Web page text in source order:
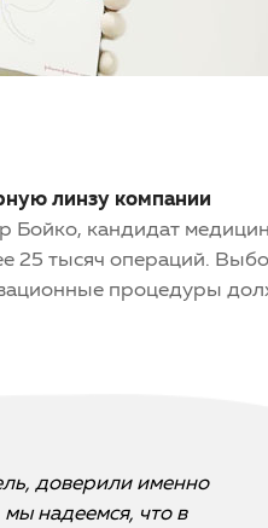
линзу компании
кандидат
25 тысяч операций.
процедуры
доверили именно
надеемся, что в